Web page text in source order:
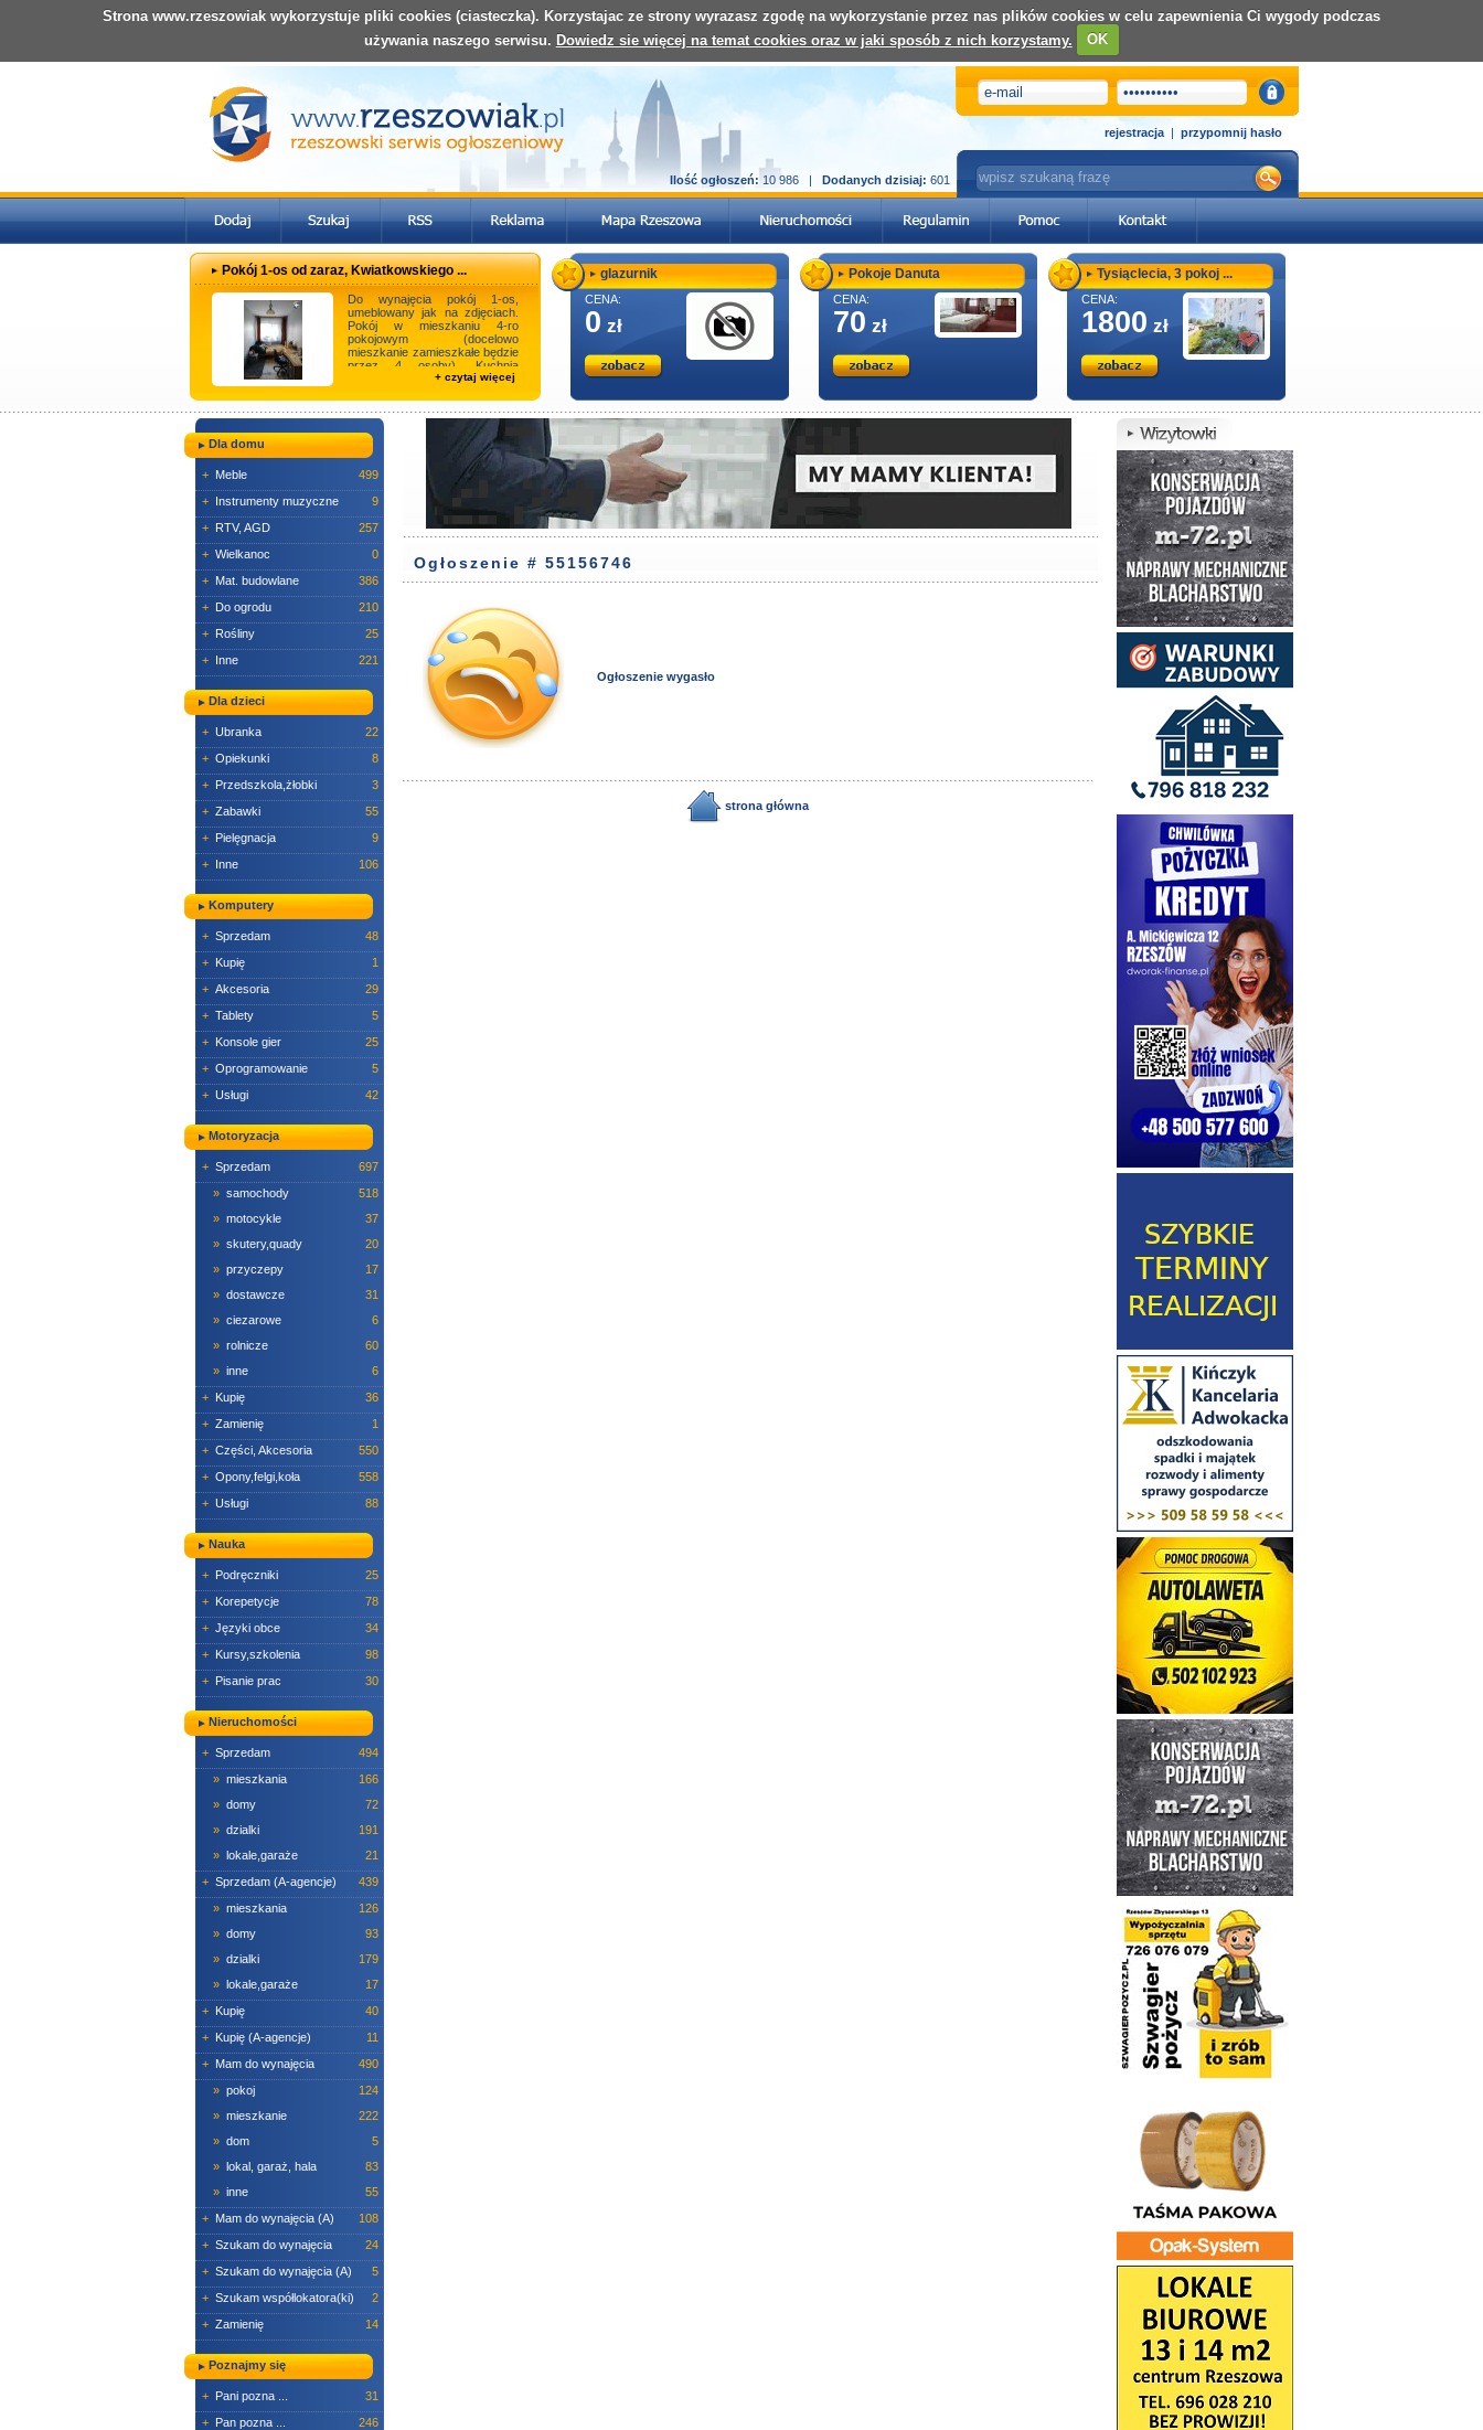
rejestracja | przypomnij hasło
Ilość ogłoszeń: 10 986 | Dodanych dzisiaj: 601
Pokój 1-os od zaraz, Kwiatkowskiego ...
Do wynajęcia pokój 1-os,
umeblowany jak na zdjęciach.
Pokój w mieszkaniu 4-ro
pokojowym (docelowo
mieszkanie zamieszkałe będzie
przez 4 osoby). Kuchnia
wyposażona w lodówkę, piekar
+ czytaj więcej
glazurnik
CENA:
0 zł
Pokoje Danuta
CENA:
70 zł
Tysiąclecia, 3 pokoj ...
CENA:
1800 zł
Dla domu
+ Meble
499
+ Instrumenty muzyczne
9
+ RTV, AGD
257
+ Wielkanoc
0
+ Mat. budowlane
386
+ Do ogrodu
210
+ Rośliny
25
+ Inne 221
Dla dzieci
+ Ubranka
22
+ Opiekunki
8
+ Przedszkola,żłobki
3
+ Zabawki
55
+ Pielęgnacja
9
+ Inne 106
Komputery
+ Sprzedam
48
+ Kupię
1
+ Akcesoria
29
+ Tablety
5
+ Konsole gier
25
+ Oprogramowanie
5
+ Usługi 42
Motoryzacja
+ Sprzedam
697
» samochody
518
» motocykle
37
» skutery,quady
20
» przyczepy
17
» dostawcze
31
» ciezarowe
6
» rolnicze
60
» inne
6
+ Kupię
36
+ Zamienię
1
+ Części, Akcesoria
550
+ Opony,felgi,koła
558
+ Usługi 88
Nauka
+ Podręczniki
25
+ Korepetycje
78
+ Języki obce
34
+ Kursy,szkolenia
98
+ Pisanie prac 30
Nieruchomości
+ Sprzedam
494
» mieszkania
166
» domy
72
» dzialki
191
» lokale,garaże
21
+ Sprzedam (A-agencje)
439
» mieszkania
126
» domy
93
» dzialki
179
» lokale,garaże
17
+ Kupię
40
+ Kupię (A-agencje)
11
+ Mam do wynajęcia
490
» pokoj
124
» mieszkanie
222
» dom
5
» lokal, garaż, hala
83
» inne
55
+ Mam do wynajęcia (A)
108
+ Szukam do wynajęcia
24
+ Szukam do wynajęcia (A)
5
+ Szukam współlokatora(ki)
2
+ Zamienię 14
Poznajmy się
+ Pani pozna ...
31
+ Pan pozna ... 246
Ogłoszenie # 55156746
Ogłoszenie wygasło
strona główna
Strona www.rzeszowiak wykorzystuje pliki cookies (ciasteczka). Korzystajac ze strony wyrazasz zgodę na wykorzystanie przez nas plików cookies w celu zapewnienia Ci wygody podczas
używania naszego serwisu. Dowiedz sie więcej na temat cookies oraz w jaki sposób z nich korzystamy. OK